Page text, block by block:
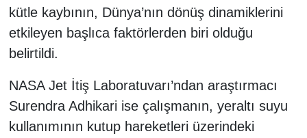
kütle kaybının, Dünya’nın dönüş dinamiklerini
etkileyen başlıca faktörlerden biri olduğu
belirtildi.
NASA Jet İtiş Laboratuvarı’ndan araştırmacı
Surendra Adhikari ise çalışmanın, yeraltı suyu
kullanımının kutup hareketleri üzerindeki